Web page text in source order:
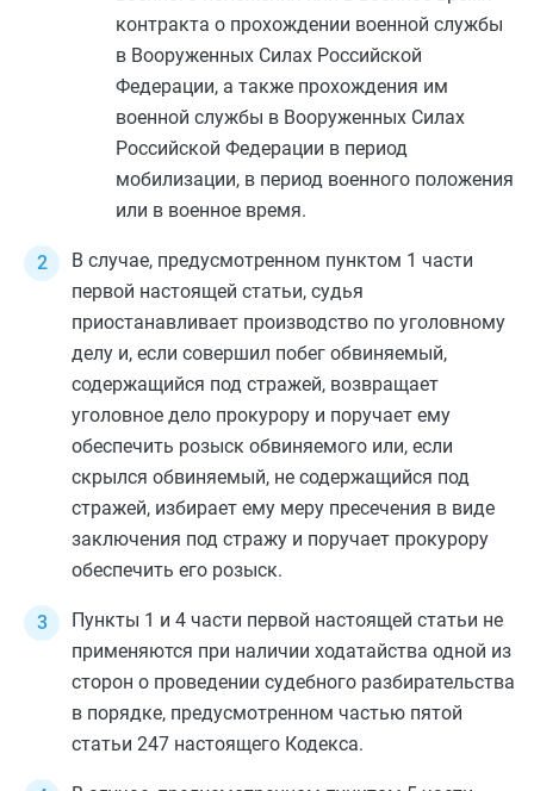
контракта о прохождении военной службы
в Вооруженных Силах Российской
Федерации, а также прохождения им
военной службы в Вооруженных Силах
Российской Федерации в период
мобилизации, в период военного положения
или в военное время.
В случае, предусмотренном пунктом 1 части
первой настоящей статьи, судья
приостанавливает производство по уголовному
делу и, если совершил побег обвиняемый,
содержащийся под стражей, возвращает
уголовное дело прокурору и поручает ему
обеспечить розыск обвиняемого или, если
скрылся обвиняемый, не содержащийся под
стражей, избирает ему меру пресечения в виде
заключения под стражу и поручает прокурору
обеспечить его розыск.
Пункты 1 и 4 части первой настоящей статьи не
применяются при наличии ходатайства одной из
сторон о проведении судебного разбирательства
в порядке, предусмотренном частью пятой
статьи 247 настоящего Кодекса.